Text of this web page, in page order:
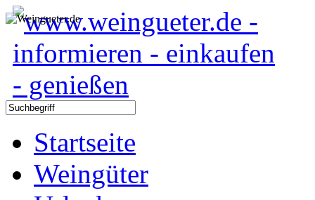
Startseite
Weingüter